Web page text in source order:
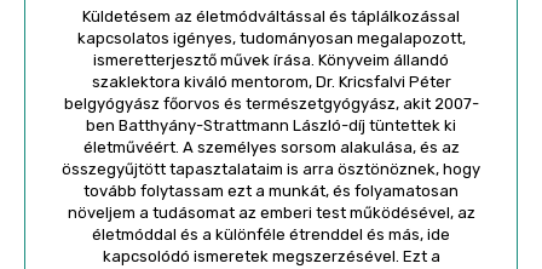
Küldetésem az életmódváltással és táplálkozással
kapcsolatos igényes, tudományosan megalapozott,
ismeretterjesztő művek írása. Könyveim állandó
szaklektora kiváló mentorom, Dr. Kricsfalvi Péter
belgyógyász főorvos és természetgyógyász, akit 2007-
ben Batthyány-Strattmann László-díj tüntettek ki
életművéért. A személyes sorsom alakulása, és az
összegyűjtött tapasztalataim is arra ösztönöznek, hogy
tovább folytassam ezt a munkát, és folyamatosan
növeljem a tudásomat az emberi test működésével, az
életmóddal és a különféle étrenddel és más, ide
kapcsolódó ismeretek megszerzésével. Ezt a